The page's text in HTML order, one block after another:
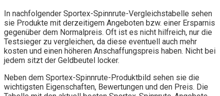
In nachfolgender Sportex-Spinnrute-Vergleichstabelle sehen
sie Produkte mit derzeitigem Angeboten bzw. einer Ersparnis
gegenüber dem Normalpreis. Oft ist es nicht hilfreich, nur die
Testsieger zu vergleichen, da diese eventuell auch mehr
kosten und einen höheren Anschaffungspreis haben. Nicht bei
jedem sitzt der Geldbeutel locker.
Neben dem Sportex-Spinnrute-Produktbild sehen sie die
wichtigsten Eigenschaften, Bewertungen und den Preis. Die